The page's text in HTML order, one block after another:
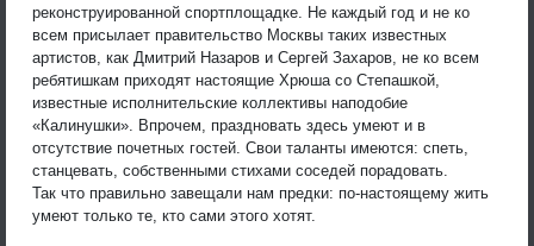
реконструированной спортплощадке. Не каждый год и не ко
всем присылает правительство Москвы таких известных
артистов, как Дмитрий Назаров и Сергей Захаров, не ко всем
ребятишкам приходят настоящие Хрюша со Степашкой,
известные исполнительские коллективы наподобие
«Калинушки». Впрочем, праздновать здесь умеют и в
отсутствие почетных гостей. Свои таланты имеются: спеть,
станцевать, собственными стихами соседей порадовать.
Так что правильно завещали нам предки: по-настоящему жить
умеют только те, кто сами этого хотят.